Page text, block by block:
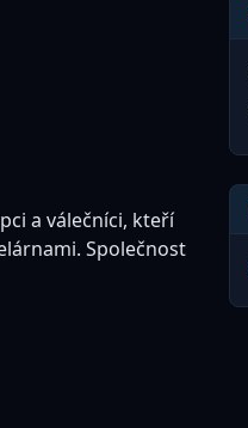
a válečníci, kteří
Společnost